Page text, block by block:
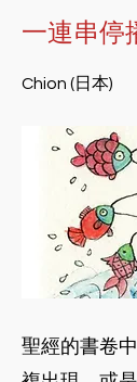
一連串停
Chion (日本)
聖經的書卷